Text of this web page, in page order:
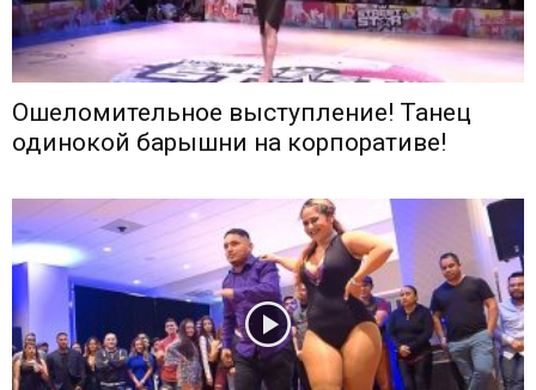
Ошеломительное выступление! Танец
одинокой барышни на корпоративе!